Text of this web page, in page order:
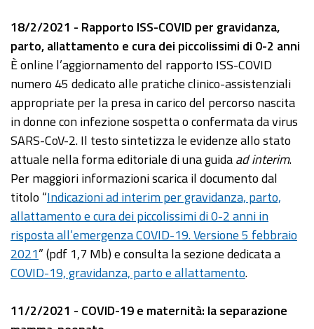
18/2/2021 - Rapporto ISS-COVID per gravidanza,
parto, allattamento e cura dei piccolissimi di 0-2 anni
È online l’aggiornamento del rapporto ISS-COVID
numero 45 dedicato alle pratiche clinico-assistenziali
appropriate per la presa in carico del percorso nascita
in donne con infezione sospetta o confermata da virus
SARS-CoV-2. Il testo sintetizza le evidenze allo stato
attuale nella forma editoriale di una guidaad interim.
Per maggiori informazioni scarica il documento dal
titolo “Indicazioni ad interim per gravidanza, parto,
allattamento e cura dei piccolissimi di 0-2 anni in
risposta all’emergenza COVID-19. Versione 5 febbraio
2021” (pdf 1,7 Mb) e consulta la sezione dedicata a
COVID-19, gravidanza, parto e allattamento.
11/2/2021 - COVID-19 e maternità: la separazione